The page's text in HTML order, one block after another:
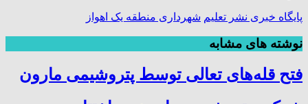
پایگاه خبری نشر تعلیم شهرداری منطقه یک اهواز
نوشته های مشابه
فتح‌ قله‌های تعالی توسط پتروشیمی مارون